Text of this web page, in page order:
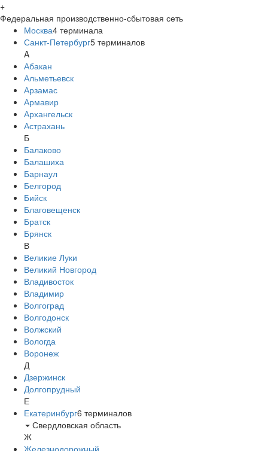
+
Федеральная производственно-сбытовая сеть
Москва4 терминала
Санкт-Петербург5 терминалов
A
Абакан
Альметьевск
Арзамас
Армавир
Архангельск
Астрахань
Б
Балаково
Балашиха
Барнаул
Белгород
Бийск
Благовещенск
Братск
Брянск
В
Великие Луки
Великий Новгород
Владивосток
Владимир
Волгоград
Волгодонск
Волжский
Вологда
Воронеж
Д
Дзержинск
Долгопрудный
Е
Екатеринбург6 терминалов
Свердловская область
Ж
Железнодорожный